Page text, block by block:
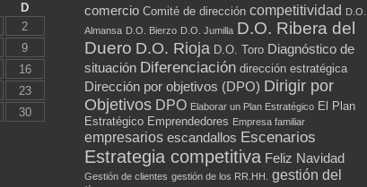
D
2
9
16
23
30
comercio Comité de dirección competitividad
D.O.
Almansa D.O. Bierzo D.O. Jumilla D.O. Ribera del
Duero D.O. Rioja D.O. Toro Diagnóstico de
situación Diferenciación dirección estratégica
Dirección por objetivos (DPO) Dirigir por
Objetivos DPO Elaborar un Plan Estratégico El Plan
Estratégico Emprendedores Empresa familiar
empresarios escandallos Escenarios
Estrategia competitiva Feliz Navidad
Gestión de clientes gestión de los RR.HH.
gestión del